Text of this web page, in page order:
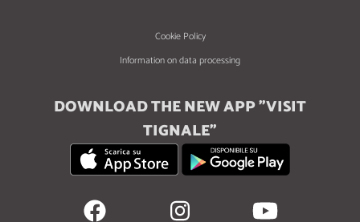
Cookie Policy
Information on data processing
DOWNLOAD THE NEW APP "VISIT
TIGNALE"